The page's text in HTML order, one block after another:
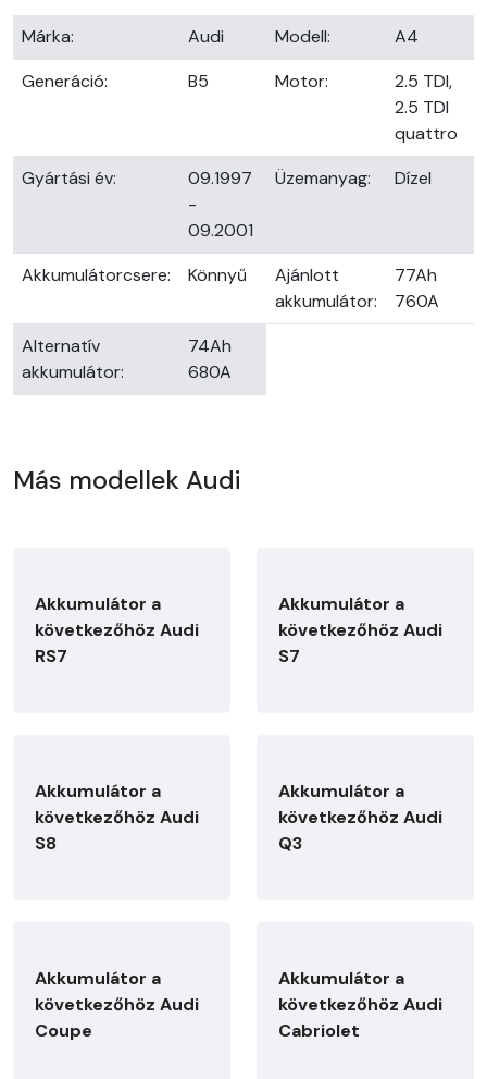
Márka: Audi Modell:
A4
Generáció:
B5 Motor:
2.5 TDI,
2.5 TDI
quattro
Gyártási év:
09.1997
-
09.2001
Üzemanyag: Dízel
Akkumulátorcsere: Könnyű
Ajánlott
akkumulátor:
77Ah
760A
Alternatív
akkumulátor:
74Ah
680A
Más modellek Audi
Akkumulátor a
következőhöz Audi
RS7
Akkumulátor a
következőhöz Audi
S7
Akkumulátor a
következőhöz Audi
S8
Akkumulátor a
következőhöz Audi
Q3
Akkumulátor a
következőhöz Audi
Coupe
Akkumulátor a
következőhöz Audi
Cabriolet